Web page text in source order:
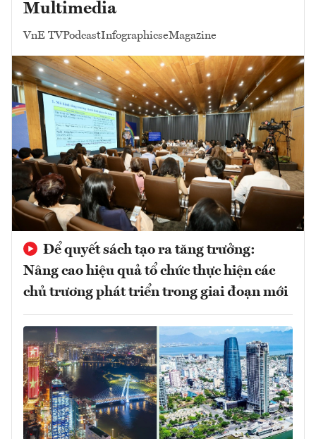
Multimedia
VnE TVPodcastInfographicseMagazine
Để quyết sách tạo ra tăng trưởng:
Nâng cao hiệu quả tổ chức thực hiện các
chủ trương phát triển trong giai đoạn mới